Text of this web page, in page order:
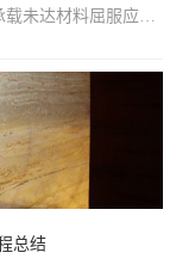
未达材料屈服应力
程实际发生情况比
响因素。关键词：
总结